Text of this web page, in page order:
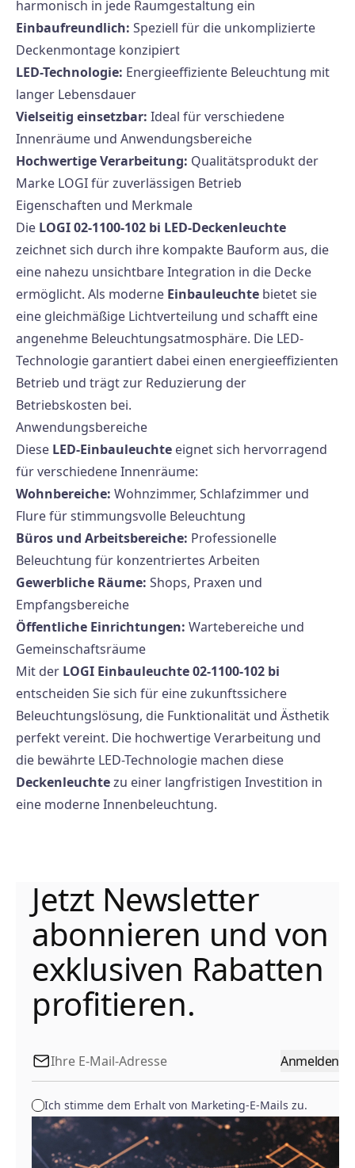
harmonisch in jede Raumgestaltung ein
Einbaufreundlich: Speziell für die unkomplizierte
Deckenmontage konzipiert
LED-Technologie: Energieeffiziente Beleuchtung mit
langer Lebensdauer
Vielseitig einsetzbar: Ideal für verschiedene
Innenräume und Anwendungsbereiche
Hochwertige Verarbeitung: Qualitätsprodukt der
Marke LOGI für zuverlässigen Betrieb
Eigenschaften und Merkmale
Die LOGI 02-1100-102 bi LED-Deckenleuchte
zeichnet sich durch ihre kompakte Bauform aus, die
eine nahezu unsichtbare Integration in die Decke
ermöglicht. Als moderne Einbauleuchte bietet sie
eine gleichmäßige Lichtverteilung und schafft eine
angenehme Beleuchtungsatmosphäre. Die LED-
Technologie garantiert dabei einen energieeffizienten
Betrieb und trägt zur Reduzierung der
Betriebskosten bei.
Anwendungsbereiche
Diese LED-Einbauleuchte eignet sich hervorragend
für verschiedene Innenräume:
Wohnbereiche: Wohnzimmer, Schlafzimmer und
Flure für stimmungsvolle Beleuchtung
Büros und Arbeitsbereiche: Professionelle
Beleuchtung für konzentriertes Arbeiten
Gewerbliche Räume: Shops, Praxen und
Empfangsbereiche
Öffentliche Einrichtungen: Wartebereiche und
Gemeinschaftsräume
Mit der LOGI Einbauleuchte 02-1100-102 bi
entscheiden Sie sich für eine zukunftssichere
Beleuchtungslösung, die Funktionalität und Ästhetik
perfekt vereint. Die hochwertige Verarbeitung und
die bewährte LED-Technologie machen diese
Deckenleuchtezu einer langfristigen Investition in
eine moderne Innenbeleuchtung.
Jetzt Newsletter
abonnieren und von
exklusiven Rabatten
profitieren.
Anmelden
Ich stimme dem Erhalt von Marketing-E-Mails zu.